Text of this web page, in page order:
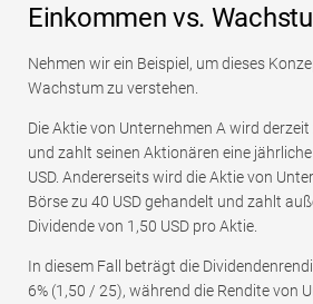
Einkommen vs.
Nehmen wir ein Beispiel, um dieses
Wachstum zu verstehen.
Die Aktie von Unternehmen A wird
und zahlt seinen Aktionären eine
USD. Andererseits wird die Aktie von
Börse zu 40 USD gehandelt und zahlt
Dividende von 1,50 USD pro Aktie.
In diesem Fall beträgt die
6% (1,50 / 25), während die Rendite von